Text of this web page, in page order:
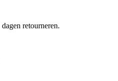
retourneren.